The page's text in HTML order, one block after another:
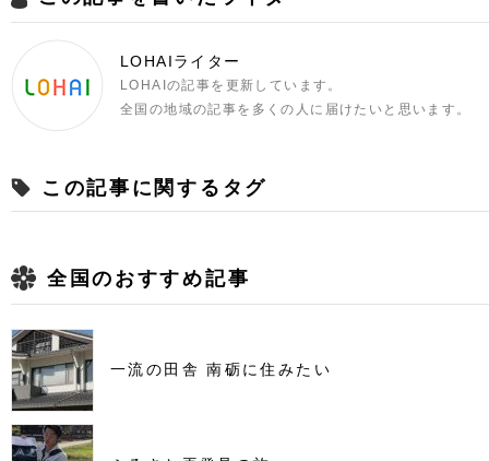
LOHAIライター
LOHAIの記事を更新しています。
全国の地域の記事を多くの人に届けたいと思います。
この記事に関するタグ
全国のおすすめ記事
一流の田舎 南砺に住みたい